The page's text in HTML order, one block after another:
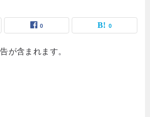
0 0
が含まれます。